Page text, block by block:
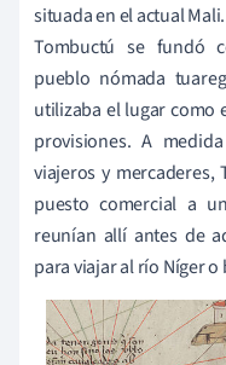
situada en el actual
Tombuctú se fundó
pueblo nómada
utilizaba el lugar como
provisiones. A
viajeros y
puesto comercial a
reunían allí antes de
para viajar al río Níger